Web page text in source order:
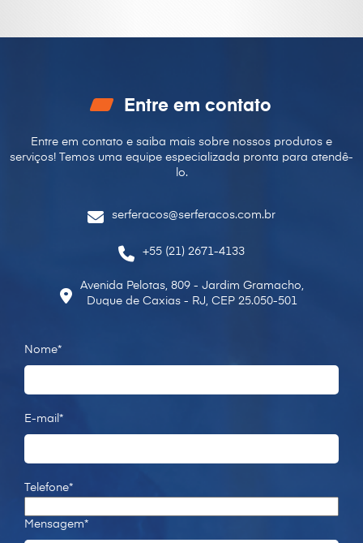
Entre em contato
Entre em contato e saiba mais sobre nossos produtos e
serviços! Temos uma equipe especializada pronta para atendê-
lo.
serferacos@serferacos.com.br
+55 (21) 2671-4133
Avenida Pelotas, 809 - Jardim Gramacho,
Duque de Caxias - RJ, CEP 25.050-501
Nome*
E-mail*
Telefone*
Mensagem*